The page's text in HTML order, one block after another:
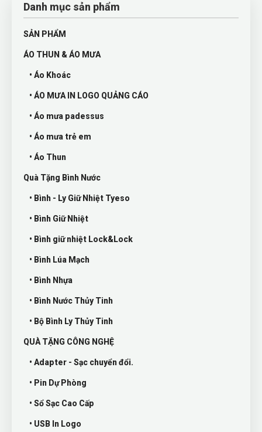
Danh mục sản phẩm
SẢN PHẨM
ÁO THUN & ÁO MƯA
• Áo Khoác
• ÁO MƯA IN LOGO QUẢNG CÁO
• Áo mưa padessus
• Áo mưa trẻ em
• Áo Thun
Quà Tặng Bình Nước
• Bình - Ly Giữ Nhiệt Tyeso
• Bình Giữ Nhiệt
• Bình giữ nhiệt Lock&Lock
• Bình Lúa Mạch
• Bình Nhựa
• Bình Nước Thủy Tinh
• Bộ Bình Ly Thủy Tinh
QUÀ TẶNG CÔNG NGHỆ
• Adapter - Sạc chuyển đổi.
• Pin Dự Phòng
• Sổ Sạc Cao Cấp
• USB In Logo